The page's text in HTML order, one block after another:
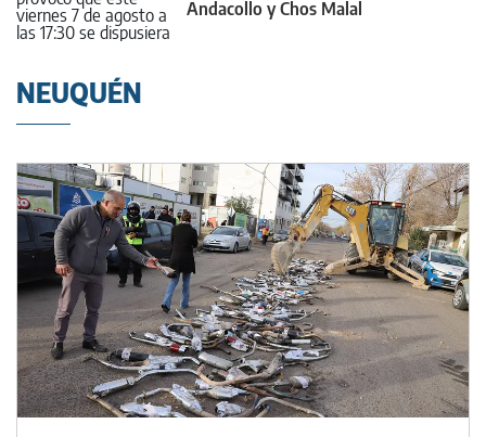
Andacollo y Chos Malal
NEUQUÉN